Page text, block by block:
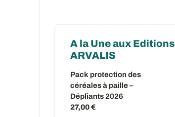
A la Une aux Editions
ARVALIS
Pack protection des
céréales à paille –
Dépliants 2026
27,00 €